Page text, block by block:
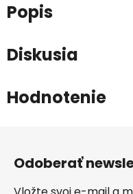
Popis
Diskusia
Hodnotenie
Odoberať